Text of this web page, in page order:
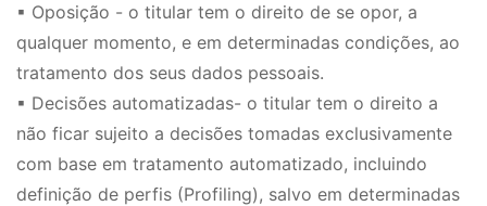
▪ Oposição - o titular tem o direito de se opor, a
qualquer momento, e em determinadas condições, ao
tratamento dos seus dados pessoais.
▪ Decisões automatizadas- o titular tem o direito a
não ficar sujeito a decisões tomadas exclusivamente
com base em tratamento automatizado, incluindo
definição de perfis (Profiling), salvo em determinadas